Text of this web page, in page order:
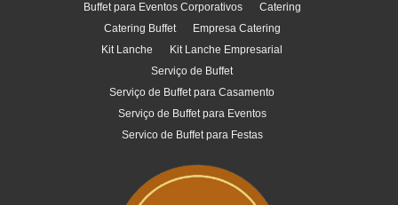
Buffet para Eventos Corporativos
Catering
Catering Buffet
Empresa Catering
Kit Lanche
Kit Lanche Empresarial
Serviço de Buffet
Serviço de Buffet para Casamento
Serviço de Buffet para Eventos
Servico de Buffet para Festas